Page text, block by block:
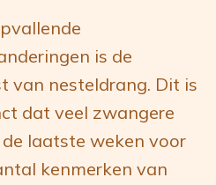
is de
van nesteldrang. Dit is
dat veel zwangere
laatste weken voor
kenmerken van